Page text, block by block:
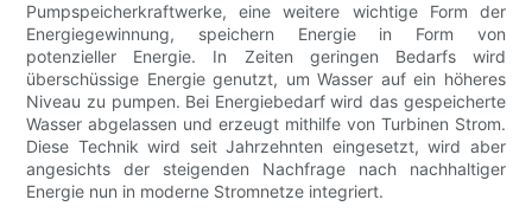
Pumpspeicherkraftwerke, eine weitere wichtige Form der
Energiegewinnung, speichern Energie in Form von
potenzieller Energie. In Zeiten geringen Bedarfs wird
überschüssige Energie genutzt, um Wasser auf ein höheres
Niveau zu pumpen. Bei Energiebedarf wird das gespeicherte
Wasser abgelassen und erzeugt mithilfe von Turbinen Strom.
Diese Technik wird seit Jahrzehnten eingesetzt, wird aber
angesichts der steigenden Nachfrage nach nachhaltiger
Energie nun in moderne Stromnetze integriert.